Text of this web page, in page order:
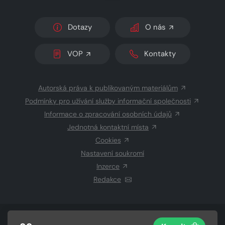
Dotazy O nás
VOP Kontakty
Autorská práva k publikovaným materiálům
Podmínky pro užívání služby informační společnosti
Informace o zpracování osobních údajů
Jednotná kontaktní místa
Cookies
Nastavení soukromí
Inzerce
Redakce
CZECH NEWS CENTER a.s.a dodavatelé